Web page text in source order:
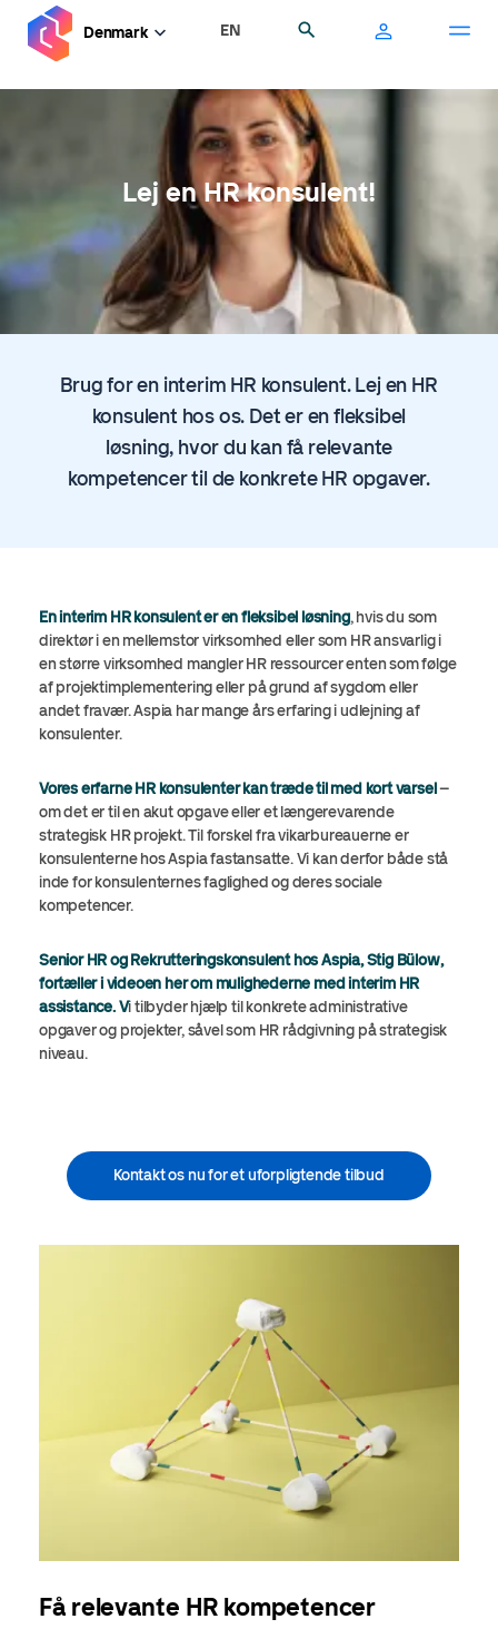
hovedindhold
Denmark EN
Lej en HR konsulent!
Brug for en interim HR konsulent. Lej en HR
konsulent hos os. Det er en fleksibel
løsning, hvor du kan få relevante
kompetencer til de konkrete HR opgaver.
En interim HR konsulent er en fleksibel løsning, hvis du som
direktør i en mellemstor virksomhed eller som HR ansvarlig i
en større virksomhed mangler HR ressourcer enten som følge
af projektimplementering eller på grund af sygdom eller
andet fravær. Aspia har mange års erfaring i udlejning af
konsulenter.
Vores erfarne HR konsulenter kan træde til med kort varsel–
om det er til en akut opgave eller et længerevarende
strategisk HR projekt. Til forskel fra vikarbureauerne er
konsulenterne hos Aspia fastansatte. Vi kan derfor både stå
inde for konsulenternes faglighed og deres sociale
kompetencer.
Senior HR og Rekrutteringskonsulent hos Aspia, Stig Bülow,
fortæller i videoen her om mulighederne med interim HR
assistance. Vi tilbyder hjælp til konkrete administrative
opgaver og projekter, såvel som HR rådgivning på strategisk
niveau.
Kontakt os nu for et uforpligtende tilbud
Få relevante HR kompetencer